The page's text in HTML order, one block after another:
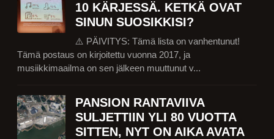
10 KÄRJESSÄ. KETKÄ OVAT
SINUN SUOSIKKISI?
⚠️ PÄIVITYS: Tämä lista on vanhentunut!
Tämä postaus on kirjoitettu vuonna 2017, ja
musiikkimaailma on sen jälkeen muuttunut v...
PANSION RANTAVIIVA
SULJETTIIN YLI 80 VUOTTA
SITTEN, NYT ON AIKA AVATA